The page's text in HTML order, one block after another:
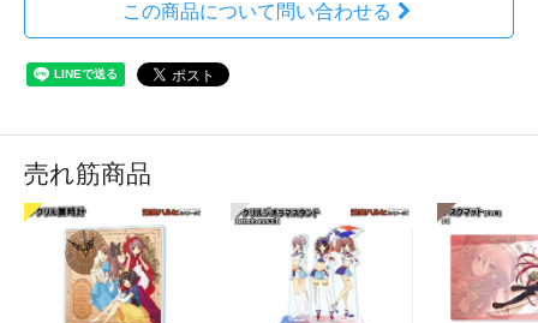
この商品について問い合わせる
売れ筋商品